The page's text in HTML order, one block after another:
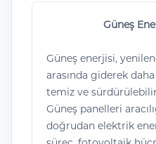
Güneş
Güneş enerjisi,
arasında giderek
temiz ve
Güneş panelleri
doğrudan elektrik